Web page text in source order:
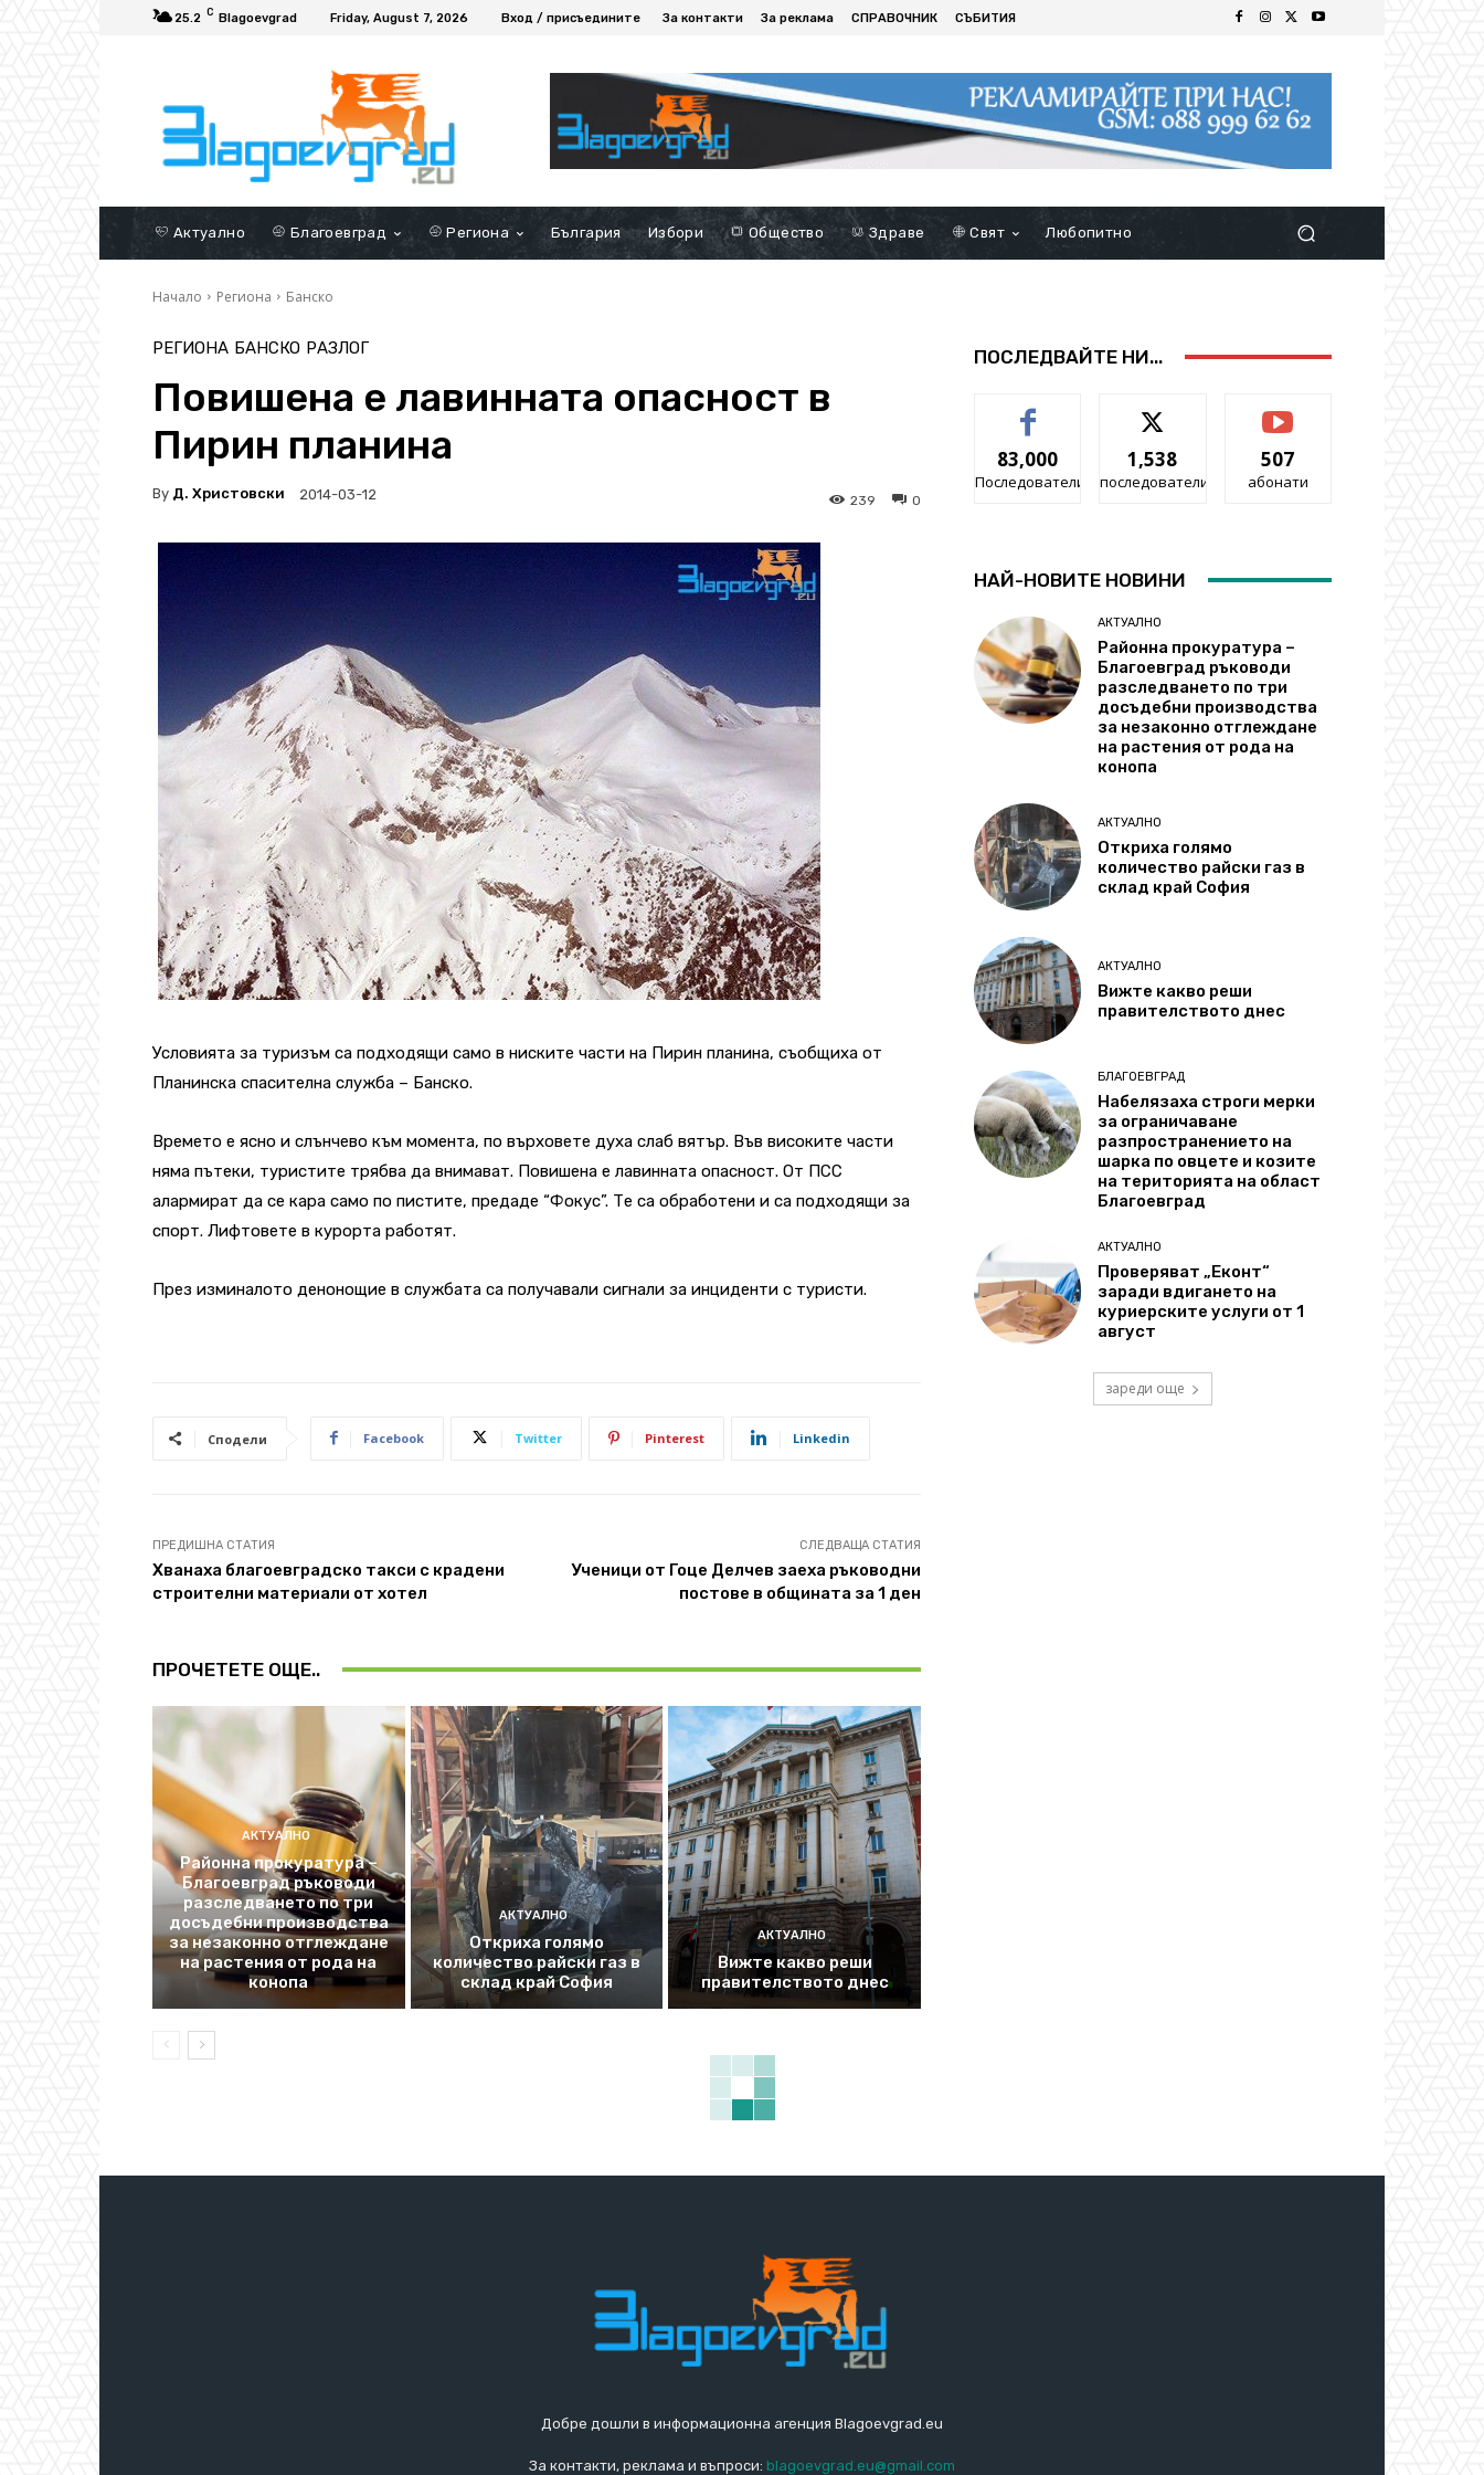
25.2 C Blagoevgrad Friday, August 7, 2026 Вход / присъедините За контакти За реклама СПРАВОЧНИК СЪБИТИЯ
Актуално Благоевград Региона България Избори Общество Здраве Свят Любопитно
Начало Региона Банско
РЕГИОНА БАНСКО РАЗЛОГ
Повишена е лавинната опасност в
Пирин планина
By Д. Христовски 2014-03-12 0
239
Условията за туризъм са подходящи само в ниските части на Пирин планина, съобщиха от
Планинска спасителна служба – Банско.
Времето е ясно и слънчево към момента, по върховете духа слаб вятър. Във високите части
няма пътеки, туристите трябва да внимават. Повишена е лавинната опасност. От ПСС
алармират да се кара само по пистите, предаде “Фокус”. Те са обработени и са подходящи за
спорт. Лифтовете в курорта работят.
През изминалото денонощие в службата са получавали сигнали за инциденти с туристи.
Сподели Facebook Twitter Pinterest Linkedin
ПРЕДИШНА СТАТИЯ
Хванаха благоевградско такси с крадени
строителни материали от хотел
СЛЕДВАЩА СТАТИЯ
Ученици от Гоце Делчев заеха ръководни
постове в общината за 1 ден
ПРОЧЕТЕТЕ ОЩЕ..
АКТУАЛНО
Районна прокуратура –
Благоевград ръководи
разследването по три
досъдебни производства
за незаконно отглеждане
на растения от рода на
конопа
АКТУАЛНО
Откриха голямо
количество райски газ в
склад край София
АКТУАЛНО
Вижте какво реши
правителството днес
ПОСЛЕДВАЙТЕ НИ...
83,000
Последователи
1,538
последователи
507
абонати
НАЙ-НОВИТЕ НОВИНИ
АКТУАЛНО
Районна прокуратура –
Благоевград ръководи
разследването по три
досъдебни производства
за незаконно отглеждане
на растения от рода на
конопа
АКТУАЛНО
Откриха голямо
количество райски газ в
склад край София
АКТУАЛНО
Вижте какво реши
правителството днес
БЛАГОЕВГРАД
Набелязаха строги мерки
за ограничаване
разпространението на
шарка по овцете и козите
на територията на област
Благоевград
АКТУАЛНО
Проверяват „Еконт“
заради вдигането на
куриерските услуги от 1
август
зареди още
Добре дошли в информационна агенция Blagoevgrad.eu
За контакти, реклама и въпроси: blagoevgrad.eu@gmail.com